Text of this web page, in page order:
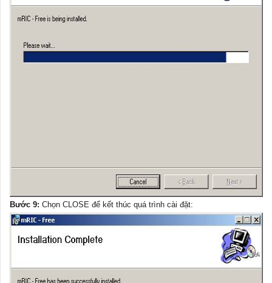
Bước 9: Chọn CLOSE để kết thúc quá trình cài đặt: